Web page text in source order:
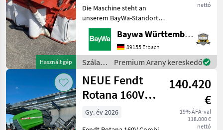
Használt gép
nettó
Die Maschine steht an
unserem BayWa-Standort
in DE-88214
Ravensburg.Gerne steht
Ihnen Herr Schmid unter
Tel.: 0151 1610 3978 für Ihre
Anfrage zur
Verfügung!Kuhn GMD
Baywa Württemberg
89155 Erbach
Szálastakarmány
betakarítók
/ Kuhn
Premium Arany kereskedő
NEUE Fendt
Rotana 160V
Combi
Rundballenpresse,
140.420
€
19% ÁFA-val
118.000 €
nettó
Gy. év 2026